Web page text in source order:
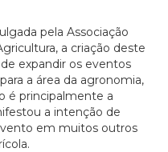
pela Associação
a criação deste
expandir os eventos
a área da agronomia,
é principalmente a
a intenção de
em muitos outros